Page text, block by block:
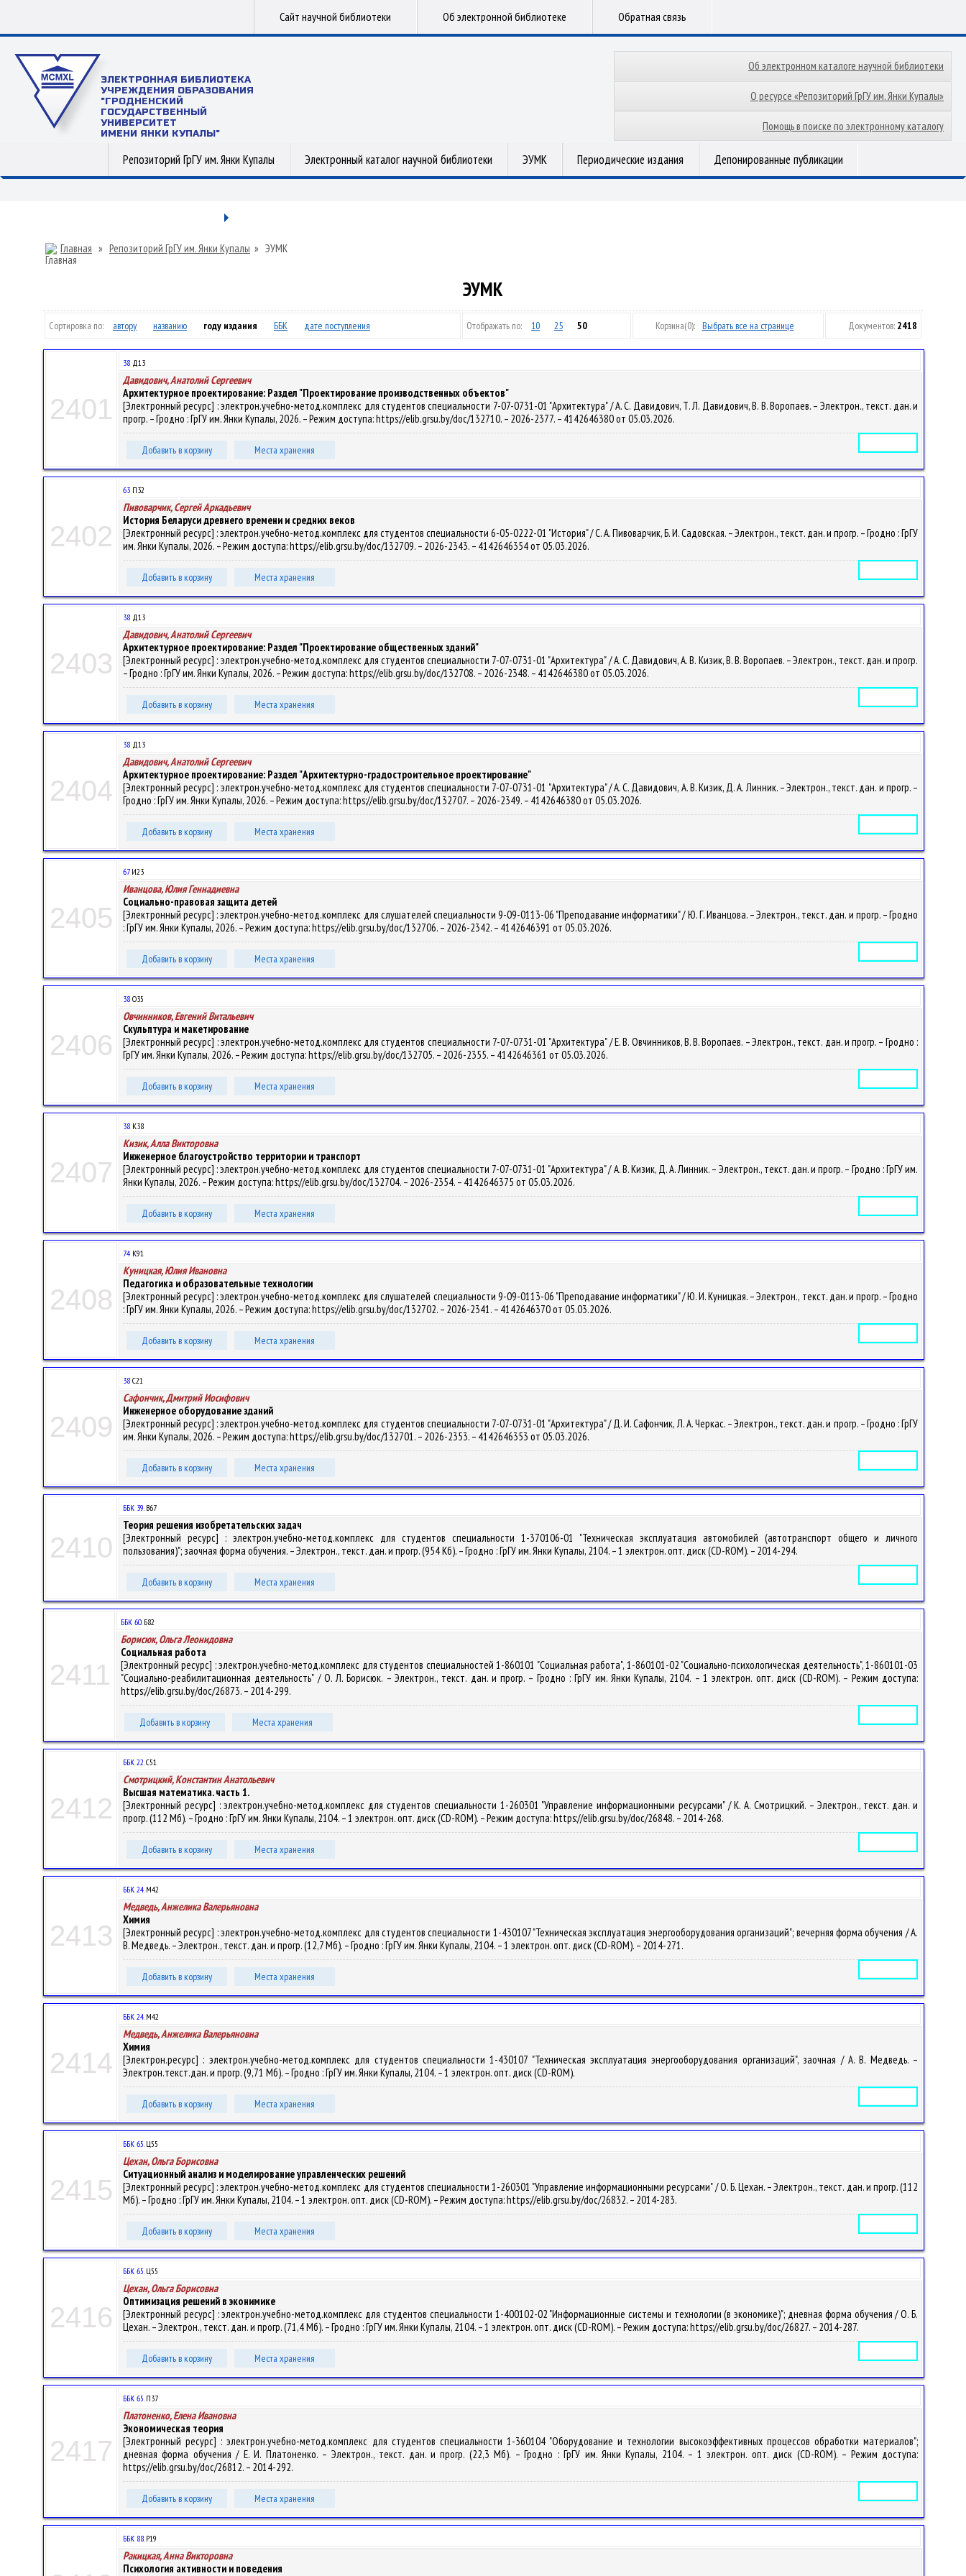
Сайт научной библиотеки Об электронной библиотеке Обратная связь
ЭЛЕКТРОННАЯ БИБЛИОТЕКА
УЧРЕЖДЕНИЯ ОБРАЗОВАНИЯ
"ГРОДНЕНСКИЙ
ГОСУДАРСТВЕННЫЙ
УНИВЕРСИТЕТ
ИМЕНИ ЯНКИ КУПАЛЫ"
Об электронном каталоге научной библиотеки
О ресурсе «Репозиторий ГрГУ им. Янки Купалы»
Помощь в поиске по электронному каталогу
Репозиторий ГрГУ им. Янки Купалы Электронный каталог научной библиотеки ЭУМК Периодические издания Депонированные публикации
Главная » Репозиторий ГрГУ им. Янки Купалы » ЭУМК
ЭУМК
Сортировка по: автору названию году издания ББК дате поступления Отображать по: 10 25 50 Корзина(0): Выбрать все на странице Документов: 2418
2401
38 Д13
Давидович, Анатолий Сергеевич
Архитектурное проектирование: Раздел "Проектирование производственных объектов"
[Электронный ресурс] : электрон.учебно-метод.комплекс для студентов специальности 7-07-0731-01 "Архитектура" / А. С. Давидович, Т. Л. Давидович, В. В. Воропаев. – Электрон., текст. дан. и
прогр. – Гродно : ГрГУ им. Янки Купалы, 2026. – Режим доступа: https://elib.grsu.by/doc/132710. – 2026-2377. – 4142646380 от 05.03.2026.
Добавить в корзину Места хранения
2402
63 П32
Пивоварчик, Сергей Аркадьевич
История Беларуси древнего времени и средних веков
[Электронный ресурс] : электрон.учебно-метод.комплекс для студентов специальности 6-05-0222-01 "История" / С. А. Пивоварчик, Б. И. Садовская. – Электрон., текст. дан. и прогр. – Гродно : ГрГУ
им. Янки Купалы, 2026. – Режим доступа: https://elib.grsu.by/doc/132709. – 2026-2343. – 4142646354 от 05.03.2026.
Добавить в корзину Места хранения
2403
38 Д13
Давидович, Анатолий Сергеевич
Архитектурное проектирование: Раздел "Проектирование общественных зданий"
[Электронный ресурс] : электрон.учебно-метод.комплекс для студентов специальности 7-07-0731-01 "Архитектура" / А. С. Давидович, А. В. Кизик, В. В. Воропаев. – Электрон., текст. дан. и прогр.
– Гродно : ГрГУ им. Янки Купалы, 2026. – Режим доступа: https://elib.grsu.by/doc/132708. – 2026-2348. – 4142646380 от 05.03.2026.
Добавить в корзину Места хранения
2404
38 Д13
Давидович, Анатолий Сергеевич
Архитектурное проектирование: Раздел "Архитектурно-градостроительное проектирование"
[Электронный ресурс] : электрон.учебно-метод.комплекс для студентов специальности 7-07-0731-01 "Архитектура" / А. С. Давидович, А. В. Кизик, Д. А. Линник. – Электрон., текст. дан. и прогр. –
Гродно : ГрГУ им. Янки Купалы, 2026. – Режим доступа: https://elib.grsu.by/doc/132707. – 2026-2349. – 4142646380 от 05.03.2026.
Добавить в корзину Места хранения
2405
67И23
Иванцова, Юлия Геннадиевна
Социально-правовая защита детей
[Электронный ресурс] : электрон.учебно-метод.комплекс для слушателей специальности 9-09-0113-06 "Преподавание информатики" / Ю. Г. Иванцова. – Электрон., текст. дан. и прогр. – Гродно
: ГрГУ им. Янки Купалы, 2026. – Режим доступа: https://elib.grsu.by/doc/132706. – 2026-2342. – 4142646391 от 05.03.2026.
Добавить в корзину Места хранения
2406
38 О35
Овчинников, Евгений Витальевич
Скульптура и макетирование
[Электронный ресурс] : электрон.учебно-метод.комплекс для студентов специальности 7-07-0731-01 "Архитектура" / Е. В. Овчинников, В. В. Воропаев. – Электрон., текст. дан. и прогр. – Гродно :
ГрГУ им. Янки Купалы, 2026. – Режим доступа: https://elib.grsu.by/doc/132705. – 2026-2355. – 4142646361 от 05.03.2026.
Добавить в корзину Места хранения
2407
38 К38
Кизик, Алла Викторовна
Инженерное благоустройство территории и транспорт
[Электронный ресурс] : электрон.учебно-метод.комплекс для студентов специальности 7-07-0731-01 "Архитектура" / А. В. Кизик, Д. А. Линник. – Электрон., текст. дан. и прогр. – Гродно : ГрГУ им.
Янки Купалы, 2026. – Режим доступа: https://elib.grsu.by/doc/132704. – 2026-2354. – 4142646375 от 05.03.2026.
Добавить в корзину Места хранения
2408
74 К91
Куницкая, Юлия Ивановна
Педагогика и образовательные технологии
[Электронный ресурс] : электрон.учебно-метод.комплекс для слушателей специальности 9-09-0113-06 "Преподавание информатики" / Ю. И. Куницкая. – Электрон., текст. дан. и прогр. – Гродно
: ГрГУ им. Янки Купалы, 2026. – Режим доступа: https://elib.grsu.by/doc/132702. – 2026-2341. – 4142646370 от 05.03.2026.
Добавить в корзину Места хранения
2409
38 С21
Сафончик, Дмитрий Иосифович
Инженерное оборудование зданий
[Электронный ресурс] : электрон.учебно-метод.комплекс для студентов специальности 7-07-0731-01 "Архитектура" / Д. И. Сафончик, Л. А. Черкас. – Электрон., текст. дан. и прогр. – Гродно : ГрГУ
им. Янки Купалы, 2026. – Режим доступа: https://elib.grsu.by/doc/132701. – 2026-2353. – 4142646353 от 05.03.2026.
Добавить в корзину Места хранения
2410
ББК 39.В67
Теория решения изобретательских задач
[Электронный ресурс] : электрон.учебно-метод.комплекс для студентов специальности 1-370106-01 "Техническая эксплуатация автомобилей (автотранспорт общего и личного
пользования)"; заочная форма обучения. – Электрон., текст. дан. и прогр. (954 Кб). – Гродно : ГрГУ им. Янки Купалы, 2104. – 1 электрон. опт. диск (CD-ROM). – 2014-294.
Добавить в корзину Места хранения
2411
ББК 60.Б82
Борисюк, Ольга Леонидовна
Социальная работа
[Электронный ресурс] : электрон.учебно-метод.комплекс для студентов специальностей 1-860101 "Социальная работа", 1-860101-02 "Социально-психологическая деятельность", 1-860101-03
"Социально-реабилитационная деятельность" / О. Л. Борисюк. – Электрон., текст. дан. и прогр. – Гродно : ГрГУ им. Янки Купалы, 2104. – 1 электрон. опт. диск (CD-ROM). – Режим доступа:
https://elib.grsu.by/doc/26873. – 2014-299.
Добавить в корзину Места хранения
2412
ББК 22.С51
Смотрицкий, Константин Анатольевич
Высшая математика. часть 1.
[Электронный ресурс] : электрон.учебно-метод.комплекс для студентов специальности 1-260301 "Управление информационными ресурсами" / К. А. Смотрицкий. – Электрон., текст. дан. и
прогр. (112 Мб). – Гродно : ГрГУ им. Янки Купалы, 2104. – 1 электрон. опт. диск (CD-ROM). – Режим доступа: https://elib.grsu.by/doc/26848. – 2014-268.
Добавить в корзину Места хранения
2413
ББК 24.М42
Медведь, Анжелика Валерьяновна
Химия
[Электронный ресурс] : электрон.учебно-метод.комплекс для студентов специальности 1-430107 "Техническая эксплуатация энергооборудования организаций"; вечерняя форма обучения / А.
В. Медведь. – Электрон., текст. дан. и прогр. (12,7 Мб). – Гродно : ГрГУ им. Янки Купалы, 2104. – 1 электрон. опт. диск (CD-ROM). – 2014-271.
Добавить в корзину Места хранения
2414
ББК 24.М42
Медведь, Анжелика Валерьяновна
Химия
[Электрон.ресурс] : электрон.учебно-метод.комплекс для студентов специальности 1-430107 "Техническая эксплуатация энергооборудования организаций", заочная / А. В. Медведь. –
Электрон.текст.дан. и прогр. (9,71 Мб). – Гродно : ГрГУ им. Янки Купалы, 2104. – 1 электрон. опт. диск (CD-ROM).
Добавить в корзину Места хранения
2415
ББК 65.Ц55
Цехан, Ольга Борисовна
Ситуационный анализ и моделирование управленческих решений
[Электронный ресурс] : электрон.учебно-метод.комплекс для студентов специальности 1-260301 "Управление информационными ресурсами" / О. Б. Цехан. – Электрон., текст. дан. и прогр. (112
Мб). – Гродно : ГрГУ им. Янки Купалы, 2104. – 1 электрон. опт. диск (CD-ROM). – Режим доступа: https://elib.grsu.by/doc/26832. – 2014-283.
Добавить в корзину Места хранения
2416
ББК 65.Ц55
Цехан, Ольга Борисовна
Оптимизация решений в эконимике
[Электронный ресурс] : электрон.учебно-метод.комплекс для студентов специальности 1-400102-02 "Информационные системы и технологии (в экономике)"; дневная форма обучения / О. Б.
Цехан. – Электрон., текст. дан. и прогр. (71,4 Мб). – Гродно : ГрГУ им. Янки Купалы, 2104. – 1 электрон. опт. диск (CD-ROM). – Режим доступа: https://elib.grsu.by/doc/26827. – 2014-287.
Добавить в корзину Места хранения
2417
ББК 65.П37
Платоненко, Елена Ивановна
Экономическая теория
[Электронный ресурс] : электрон.учебно-метод.комплекс для студентов специальности 1-360104 "Оборудование и технологии высокоэффективных процессов обработки материалов";
дневная форма обучения / Е. И. Платоненко. – Электрон., текст. дан. и прогр. (22,3 Мб). – Гродно : ГрГУ им. Янки Купалы, 2104. – 1 электрон. опт. диск (CD-ROM). – Режим доступа:
https://elib.grsu.by/doc/26812. – 2014-292.
Добавить в корзину Места хранения
ББК 88.Р19
Ракицкая, Анна Викторовна
Психология активности и поведения